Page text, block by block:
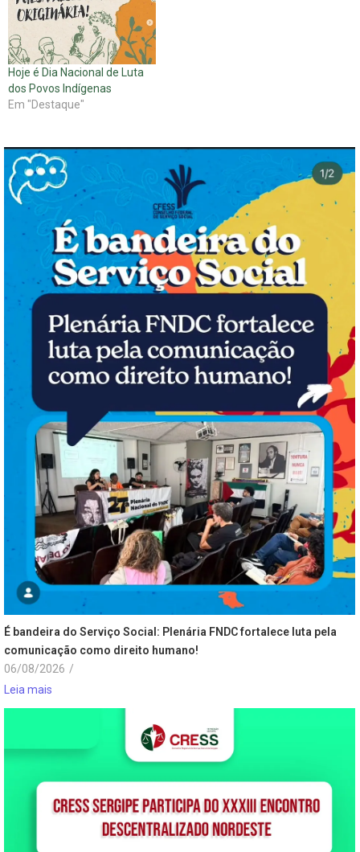
Hoje é Dia Nacional de Luta
dos Povos Indígenas
Em "Destaque"
É bandeira do Serviço Social: Plenária FNDC fortalece luta pela
comunicação como direito humano!
06/08/2026 /
Leia mais